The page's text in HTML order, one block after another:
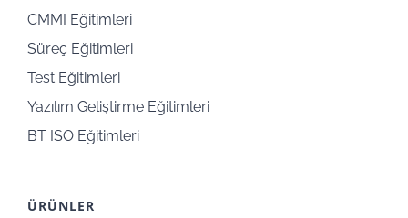
CMMI Eğitimleri
Süreç Eğitimleri
Test Eğitimleri
Yazılım Geliştirme Eğitimleri
BT ISO Eğitimleri
ÜRÜNLER